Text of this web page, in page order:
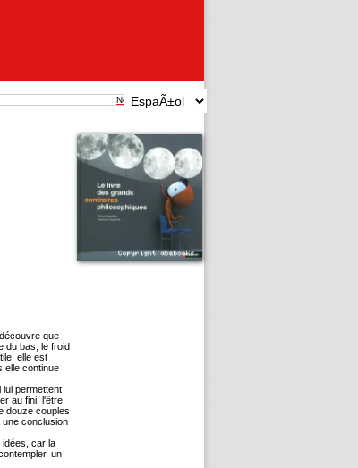
New search
que
du bas, le froid
elle est
elle continue
permettent
au fini, l'être
douze couples
conclusion
car la
un